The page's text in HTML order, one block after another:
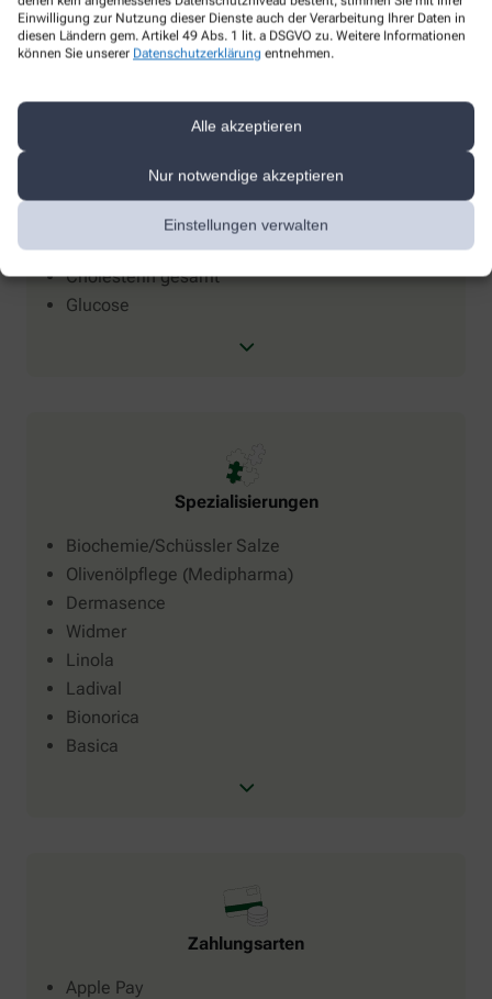
Einwilligung zur Nutzung dieser Dienste auch der Verarbeitung Ihrer Daten in
diesen Ländern gem. Artikel 49 Abs. 1 lit. a DSGVO zu. Weitere Informationen
können Sie unserer Datenschutzerklärung entnehmen.
Alle akzeptieren
Nur notwendige akzeptieren
Einstellungen verwalten
Medela-Milchpumpen
Blutuntersuchungen
Blutzucker
Cholesterin gesamt
Glucose
Spezialisierungen
Biochemie/Schüssler Salze
Olivenölpflege (Medipharma)
Dermasence
Widmer
Linola
Ladival
Bionorica
Basica
Zahlungsarten
Apple Pay